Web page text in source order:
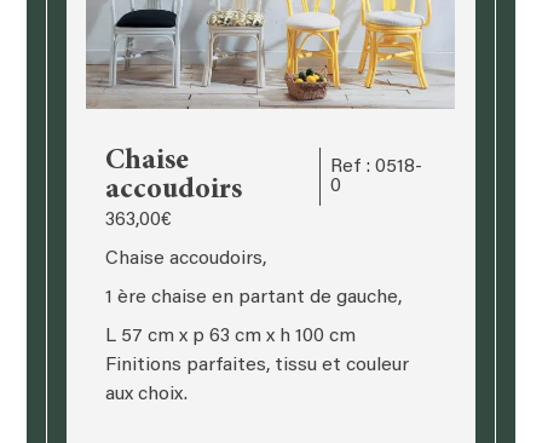
Chaise
accoudoirs
Ref : 0518-
0
363,00€
Chaise accoudoirs,
1 ère chaise en partant de gauche,
L 57 cm x p 63 cm x h 100 cm
Finitions parfaites, tissu et couleur
aux choix.